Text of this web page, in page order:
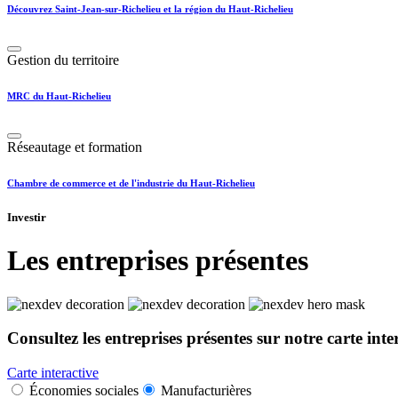
Découvrez Saint-Jean-sur-Richelieu et la région du Haut-Richelieu
Gestion du territoire
MRC du Haut-Richelieu
Réseautage et formation
Chambre de commerce et de l'industrie du Haut-Richelieu
Investir
Les entreprises présentes
Consultez les entreprises présentes sur notre carte
Carte interactive
Économies sociales
Manufacturières